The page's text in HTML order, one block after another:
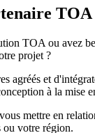
TOA
TOA ou avez
projet ?
agréés et
à la mise
mettre en
ou votre région.